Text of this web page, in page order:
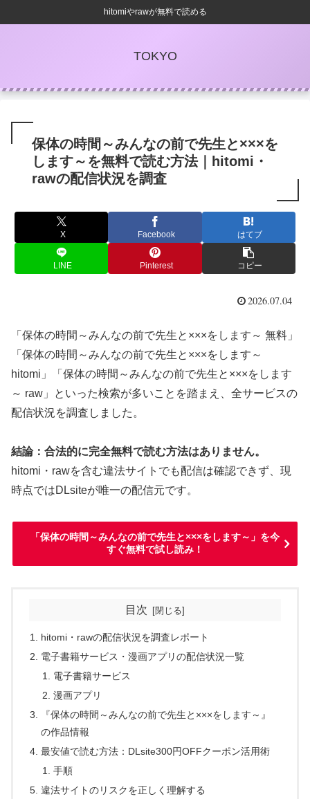
hitomiやrawが無料で読める
TOKYO
保体の時間～みんなの前で先生と×××を
します～を無料で読む方法｜hitomi・
rawの配信状況を調査
X Facebook はてブ
LINE Pinterest コピー
2026.07.04
「保体の時間～みんなの前で先生と×××をします～ 無料」
「保体の時間～みんなの前で先生と×××をします～
hitomi」「保体の時間～みんなの前で先生と×××をします
～ raw」といった検索が多いことを踏まえ、全サービスの
配信状況を調査しました。
結論：合法的に完全無料で読む方法はありません。
hitomi・rawを含む違法サイトでも配信は確認できず、現
時点ではDLsiteが唯一の配信元です。
「保体の時間～みんなの前で先生と×××をします～」を今
すぐ無料で試し読み！
目次
hitomi・rawの配信状況を調査レポート
電子書籍サービス・漫画アプリの配信状況一覧
電子書籍サービス
漫画アプリ
『保体の時間～みんなの前で先生と×××をします～』
の作品情報
最安値で読む方法：DLsite300円OFFクーポン活用術
手順
違法サイトのリスクを正しく理解する